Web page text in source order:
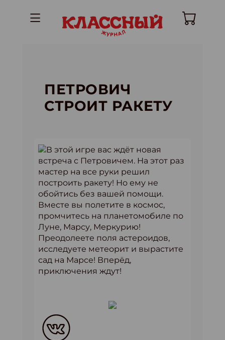
ПЕТРОВИЧ
СТРОИТ РАКЕТУ
В этой игре вас ждёт новая
встреча с Петровичем. На этот раз
мастер на все руки решил
построить ракету! Но ему не
обойтись без вашей помощи.
Вместе вы полетите в космос,
промчитесь на планетомобиле по
Луне, Марсу, Меркурию!
Преодолеете поля астероидов,
исследуете метеорит и вырастите
сад на Марсе! Вперёд,
приключения ждут!